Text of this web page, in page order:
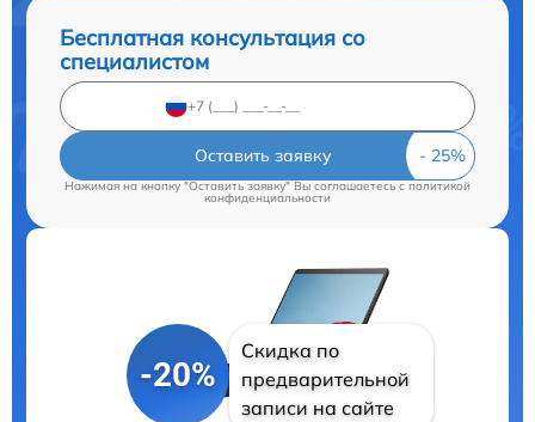
Бесплатная консультация со
специалистом
Оставить заявку
Нажимая на кнопку "Оставить заявку" Вы соглашаетесь cполитикой
конфиденциальности
-20%
Скидка по
предварительной
записи на сайте